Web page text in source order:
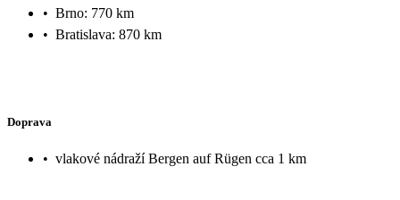
• Brno: 770 km
• Bratislava: 870 km
Doprava
• vlakové nádraží Bergen auf Rügen cca 1 km